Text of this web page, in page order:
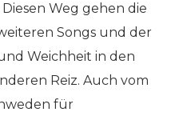
Weg gehen die
Songs und der
Weichheit in den
Reiz. Auch vom
für